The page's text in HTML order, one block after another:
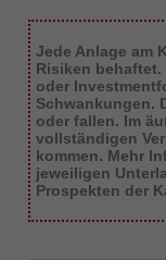
Jede Anlage am
Risiken behaftet.
oder
Schwankungen.
oder fallen. Im
vollständigen
kommen. Mehr
jeweiligen
Prospekten der